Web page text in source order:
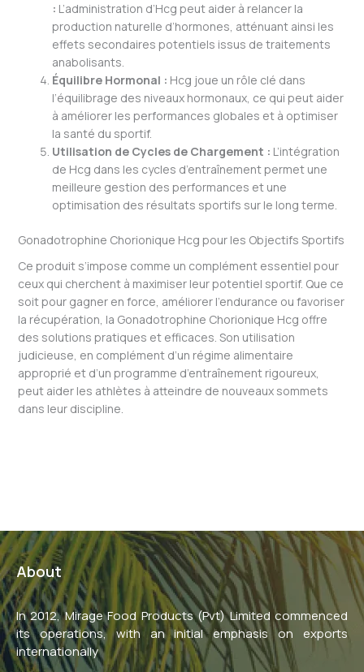
: L’administration d’Hcg peut aider à relancer la
production naturelle d’hormones, atténuant ainsi les
effets secondaires potentiels issus de traitements
anabolisants.
Équilibre Hormonal : Hcg joue un rôle clé dans
l’équilibrage des niveaux hormonaux, ce qui peut aider
à améliorer les performances globales et à optimiser
la santé du sportif.
Utilisation de Cycles de Chargement : L’intégration
de Hcg dans les cycles d’entraînement permet une
meilleure gestion des performances et une
optimisation des résultats sportifs sur le long terme.
Gonadotrophine Chorionique Hcg pour les Objectifs Sportifs
Ce produit s’impose comme un complément essentiel pour
ceux qui cherchent à maximiser leur potentiel sportif. Que ce
soit pour gagner en force, améliorer l’endurance ou favoriser
la récupération, la Gonadotrophine Chorionique Hcg offre
des solutions pratiques et efficaces. Son utilisation
judicieuse, en complément d’un régime alimentaire
approprié et d’un programme d’entraînement rigoureux,
peut aider les athlètes à atteindre de nouveaux sommets
dans leur discipline.
About
In 2012, Mirage Food Products (Pvt) Limited commenced
its operations, with an initial emphasis on exports
internationally